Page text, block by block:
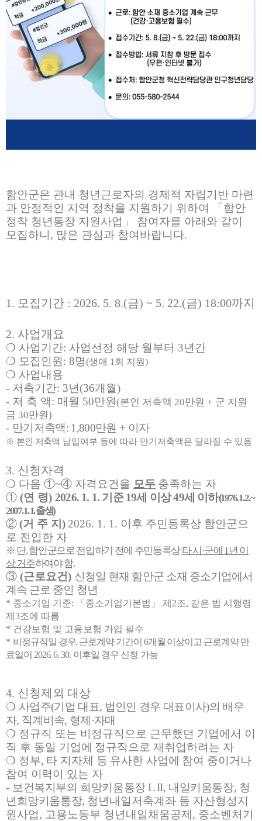
함안군은 관내 청년근로자의 경제적 자립기반 마련
과 안정적인 지역 정착을 지원하기 위하여
「 함안
정착 청년통장 지원사업 」 참여자를 아래와 같이
모집하니 , 많은 관심과 참여바랍니다.
1. 모집기간 : 2026. 5. 8.(금) ~ 5. 22.(금) 18:00까지
2. 사업개요
❍ 사업기간: 사업선정 해당 월부터 3년간
❍ 모집인원 : 8명(생애 1 회 지원)
❍ 사업내용
- 저축기간: 3년 (36개월)
- 저 축 액: 매월 50만원 (본인 저축액 20만원 + 군 지원
금 30만원)
- 만기저축액: 1,800만원 + 이자
※ 본인 저축액 납입여부 등에 따라 만기저축액은 달라질 수 있음
3. 신청자격
❍ 다음 ①~④ 자격요건을 모두 충족하는 자
① (연 령) 2026. 1. 1. 기준19세 이상49세 이하(1976. 1. 2. ~
2007. 1. 1.출생)
② (거 주 지 ) 2026. 1. 1. 이후 주민등록상 함안군으
로 전입한 자
※ 단,함안군으로 전입하기 전에 주민등록상타 시 ·군에 1년 이
상 거주하여야 함.
③ (근로요건) 신청일 현재 함안군 소재 중소기업에서
계속 근로 중인 청년
* 중소기업 기준: 「 중소기업기본법 」 제 2조, 같은 법 시행령
제 3조에 따름
* 건강보험 및 고용보험 가입 필수
* 비정규직일 경우, 근로계약 기간이 6개월 이상이고 근로계약 만
료일이 2026. 6. 30. 이후일 경우 신청 가능
4. 신청제외 대상
❍ 사업주(기업 대표, 법인인 경우 대표이사)의 배우
자, 직계비속, 형제 ·자매
❍ 정규직 또는 비정규직으로 근무했던 기업에서 이
직 후 동일 기업에 정규직으로 재취업하려는 자
❍ 정부, 타 지자체 등 유사한 사업에 참여 중이거나
참여 이력이 있는 자
- 보건복지부의 희망키움통장 I․II, 내일키움통장, 청
년희망키움통장, 청년 내일저축계좌 등 자산형성지
원사업, 고용노동부 청년내일채움공제 , 중소벤처기